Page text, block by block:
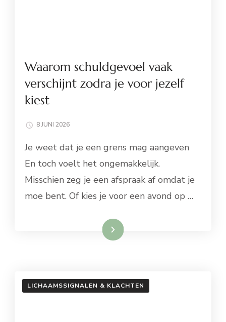
Waarom schuldgevoel vaak
verschijnt zodra je voor jezelf
kiest
8 JUNI 2026
Je weet dat je een grens mag aangeven
En toch voelt het ongemakkelijk.
Misschien zeg je een afspraak af omdat je
moe bent. Of kies je voor een avond op …
Lees meer
LICHAAMSSIGNALEN & KLACHTEN